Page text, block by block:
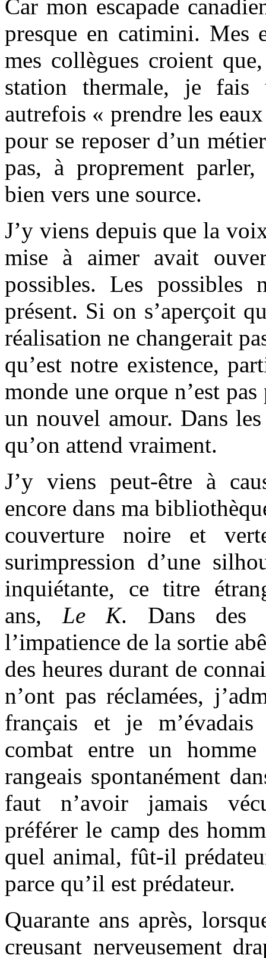
Car mon escapade
presque en catimini. Mes
mes collègues croient
station thermale, je
autrefois « prendre les
pour se reposer d’un
pas, à proprement
bien vers une source.
J’y viens depuis que la
mise à aimer avait
possibles. Les possibles
présent. Si on s’aperçoit
réalisation ne changerait
qu’est notre existence,
monde une orque n’est
un nouvel amour. Dans
qu’on attend vraiment.
J’y viens peut-être à
encore dans ma
couverture noire et
surimpression d’une
inquiétante, ce titre
ans, Le K. Dans des
l’impatience de la sortie
des heures durant de
n’ont pas réclamées,
français et je
combat entre un
rangeais spontanément
faut n’avoir jamais
préférer le camp des
quel animal, fût-il
parce qu’il est prédateur.
Quarante ans après,
creusant nerveusement